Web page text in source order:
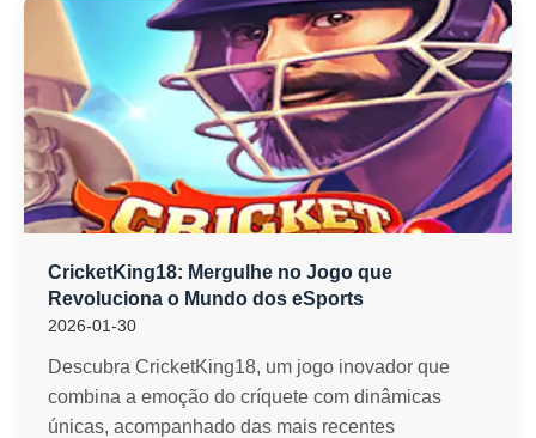
CricketKing18: Mergulhe no Jogo que
Revoluciona o Mundo dos eSports
2026-01-30
Descubra CricketKing18, um jogo inovador que
combina a emoção do críquete com dinâmicas
únicas, acompanhado das mais recentes